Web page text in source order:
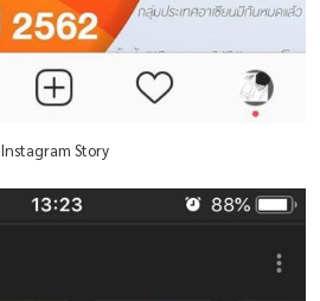
Instagram Story